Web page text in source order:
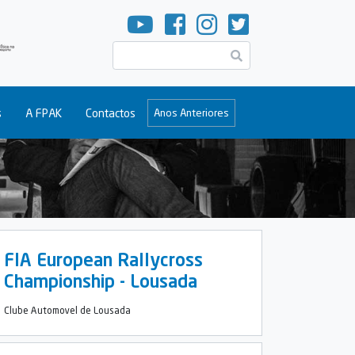
A FPAK Contactos Anos Anteriores
FIA European Rallycross
Championship - Lousada
Clube Automovel de Lousada